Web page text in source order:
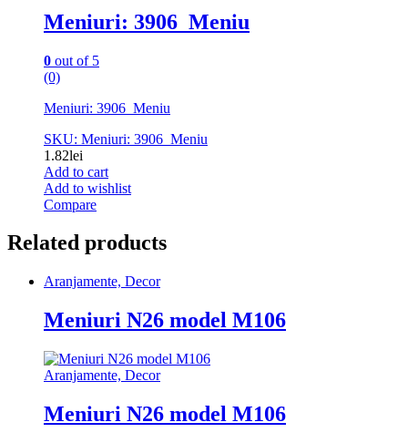
Meniuri: 3906_Meniu
0 out of 5
(0)
Meniuri: 3906_Meniu
SKU: Meniuri: 3906_Meniu
1.82lei
Add to cart
Add to wishlist
Compare
Related products
Aranjamente, Decor
Meniuri N26 model M106
Aranjamente, Decor
Meniuri N26 model M106